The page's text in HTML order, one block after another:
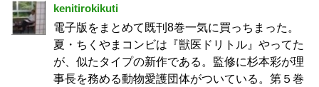
kenitirokikuti
電子版をまとめて既刊8巻一気に買っちまった。
夏・ちくやまコンビは『獣医ドリトル』やってた
が、似たタイプの新作である。監修に杉本彩が理
事長を務める動物愛護団体がついている。第５巻